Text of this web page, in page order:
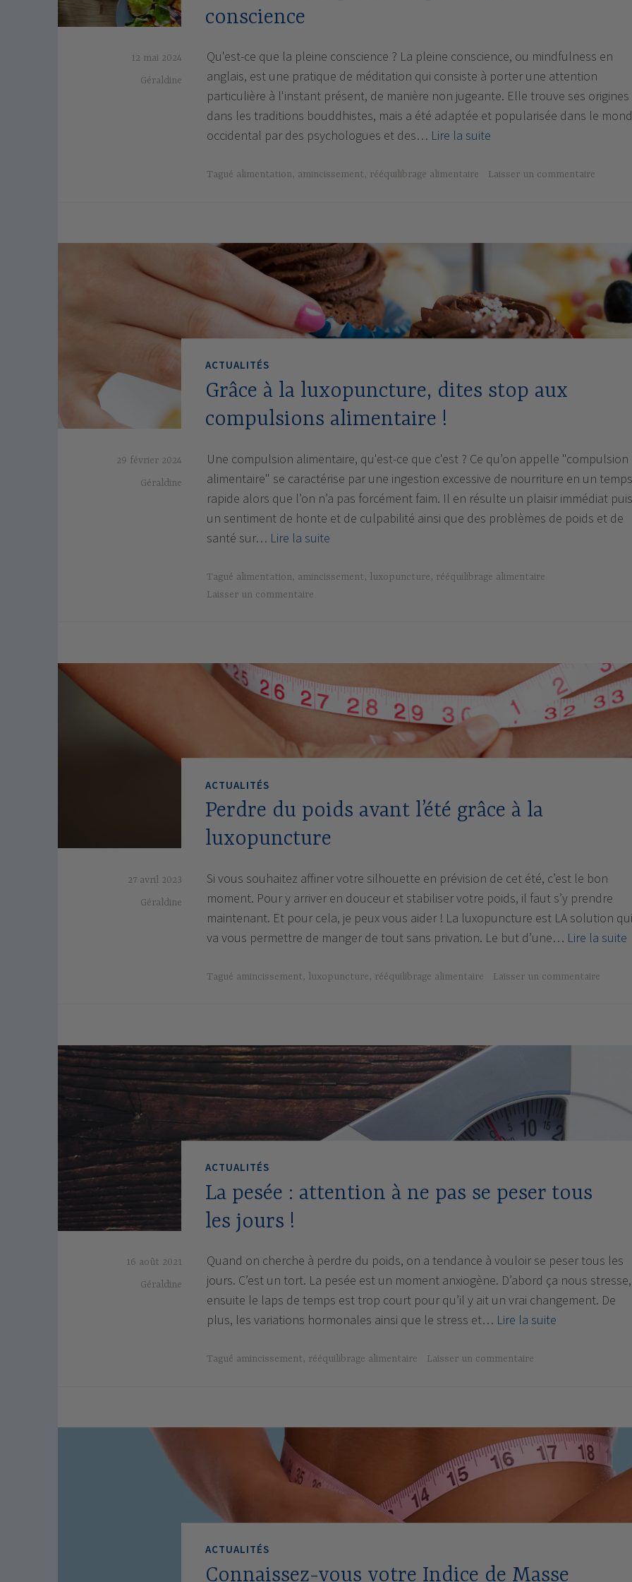
conscience
12 mai 2024
Géraldine
Qu'est-ce que la pleine conscience ? La pleine conscience, ou mindfulness en
anglais, est une pratique de méditation qui consiste à porter une attention
particulière à l'instant présent, de manière non jugeante. Elle trouve ses origines
dans les traditions bouddhistes, mais a été adaptée et popularisée dans le
occidental par des psychologues et des… Lire la suite
ou
Tagué alimentation, amincissement, rééquilibrage alimentaire Laisser un commentaire
ACTUALITÉS
Grâce à la luxopuncture, dites stop aux
compulsions alimentaire !
29 février 2024
Géraldine
Une compulsion alimentaire, qu'est-ce que c'est ? Ce qu’on appelle "compulsion
alimentaire" se caractérise par une ingestion excessive de nourriture en un temps
rapide alors que l’on n’a pas forcément faim. Il en résulte un plaisir immédiat puis
un sentiment de honte et de culpabilité ainsi que des problèmes de poids et de
santé sur… Lire la suite
la
alimentaire
!
Tagué alimentation, amincissement, luxopuncture, rééquilibrage alimentaire
Laisser un commentaire
ACTUALITÉS
Perdre du poids avant l’été grâce à la
luxopuncture
27 avril 2023
Géraldine
Si vous souhaitez affiner votre silhouette en prévision de cet été, c’est le bon
moment. Pour y arriver en douceur et stabiliser votre poids, il faut s’y prendre
maintenant. Et pour cela, je peux vous aider ! La luxopuncture est LA solution qui
va vous permettre de manger de tout sans privation. Le but d’une… Lire la suite
Tagué amincissement, luxopuncture, rééquilibrage alimentaire Laisser un commentaire
ACTUALITÉS
La pesée : attention à ne pas se peser tous
les jours !
16 août 2021
Géraldine
Quand on cherche à perdre du poids, on a tendance à vouloir se peser tous les
jours. C’est un tort. La pesée est un moment anxiogène. D’abord ça nous stresse,
ensuite le laps de temps est trop court pour qu’il y ait un vrai changement. De
plus, les variations hormonales ainsi que le stress et… Lire la suite
pas
se
les
Tagué amincissement, rééquilibrage alimentaire Laisser un commentaire
ACTUALITÉS
Connaissez-vous votre Indice de Masse